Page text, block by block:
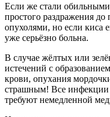
Если же стали
простого раздражения
опухолями, но если киса
уже серьёзно больна.
В случае жёлтых или
истечений с
крови, опухания
страшным! Все инфекции
требуют немедленной